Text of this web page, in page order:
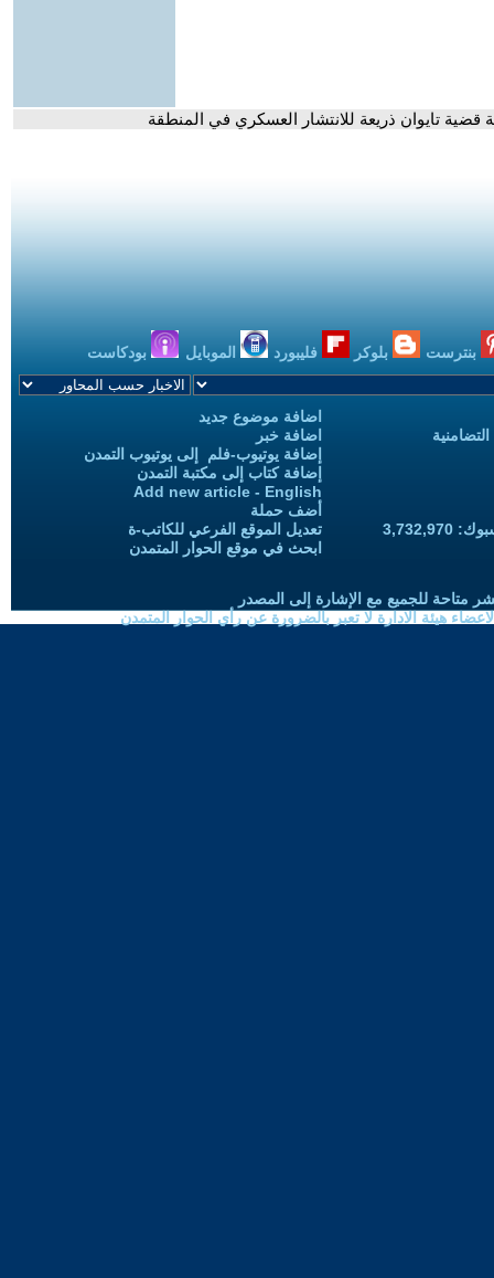
قضية تايوان ذريعة للانتشار العسكري في المنطقة
بنترست بلوكر فليبورد الموبايل بودكاست
اضافة موضوع جديد
اضافة خبر
إضافة يوتيوب-فلم إلى يوتيوب التمدن
إضافة كتاب إلى مكتبة التمدن
Add new article - English
أضف حملة
تعديل الموقع الفرعي للكاتب-ة
ابحث في موقع الحوار المتمدن
متاحة للجميع مع الإشارة إلى المصدر
هيئة الادارة لا تعبر بالضرورة عن رأي الحوار المتمدن